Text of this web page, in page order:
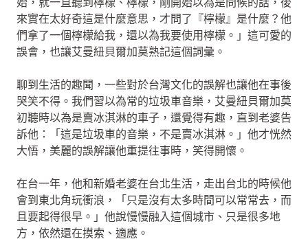
來實在太好奇這是什麼意思，才問了『檸檬』是什麼？他
們拿了一個檸檬給我，還以為我要使用檸檬。」這可愛的
誤會，也讓艾曼紐貝爾加莫熟記這個詞彙。
聊到生活的趣聞，一些對於台灣文化的誤解也讓他在事後
哭笑不得。我們習以為常的垃圾車音樂，艾曼紐貝爾加莫
初聽時以為是賣冰淇淋的車子，還覺得有趣，直到老婆告
訴他：「這是垃圾車的音樂，不是賣冰淇淋。」他才恍然
大悟，美麗的誤解讓他重提往事時，笑得開懷。
在台一年，他和新婚老婆在台北生活，走出台北的時候他
會到東北角玩衝浪，「只是沒有太多時間可以常常去，而
且要起得很早。」他說慢慢融入這個城市、只是很多地
方，依然還在摸索、適應。